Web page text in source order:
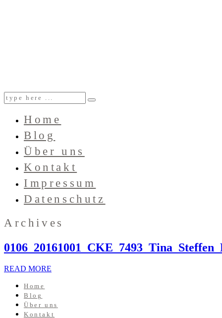
Home
Blog
Über uns
Kontakt
Impressum
Datenschutz
Archives
READ MORE
Home
Blog
Über uns
Kontakt